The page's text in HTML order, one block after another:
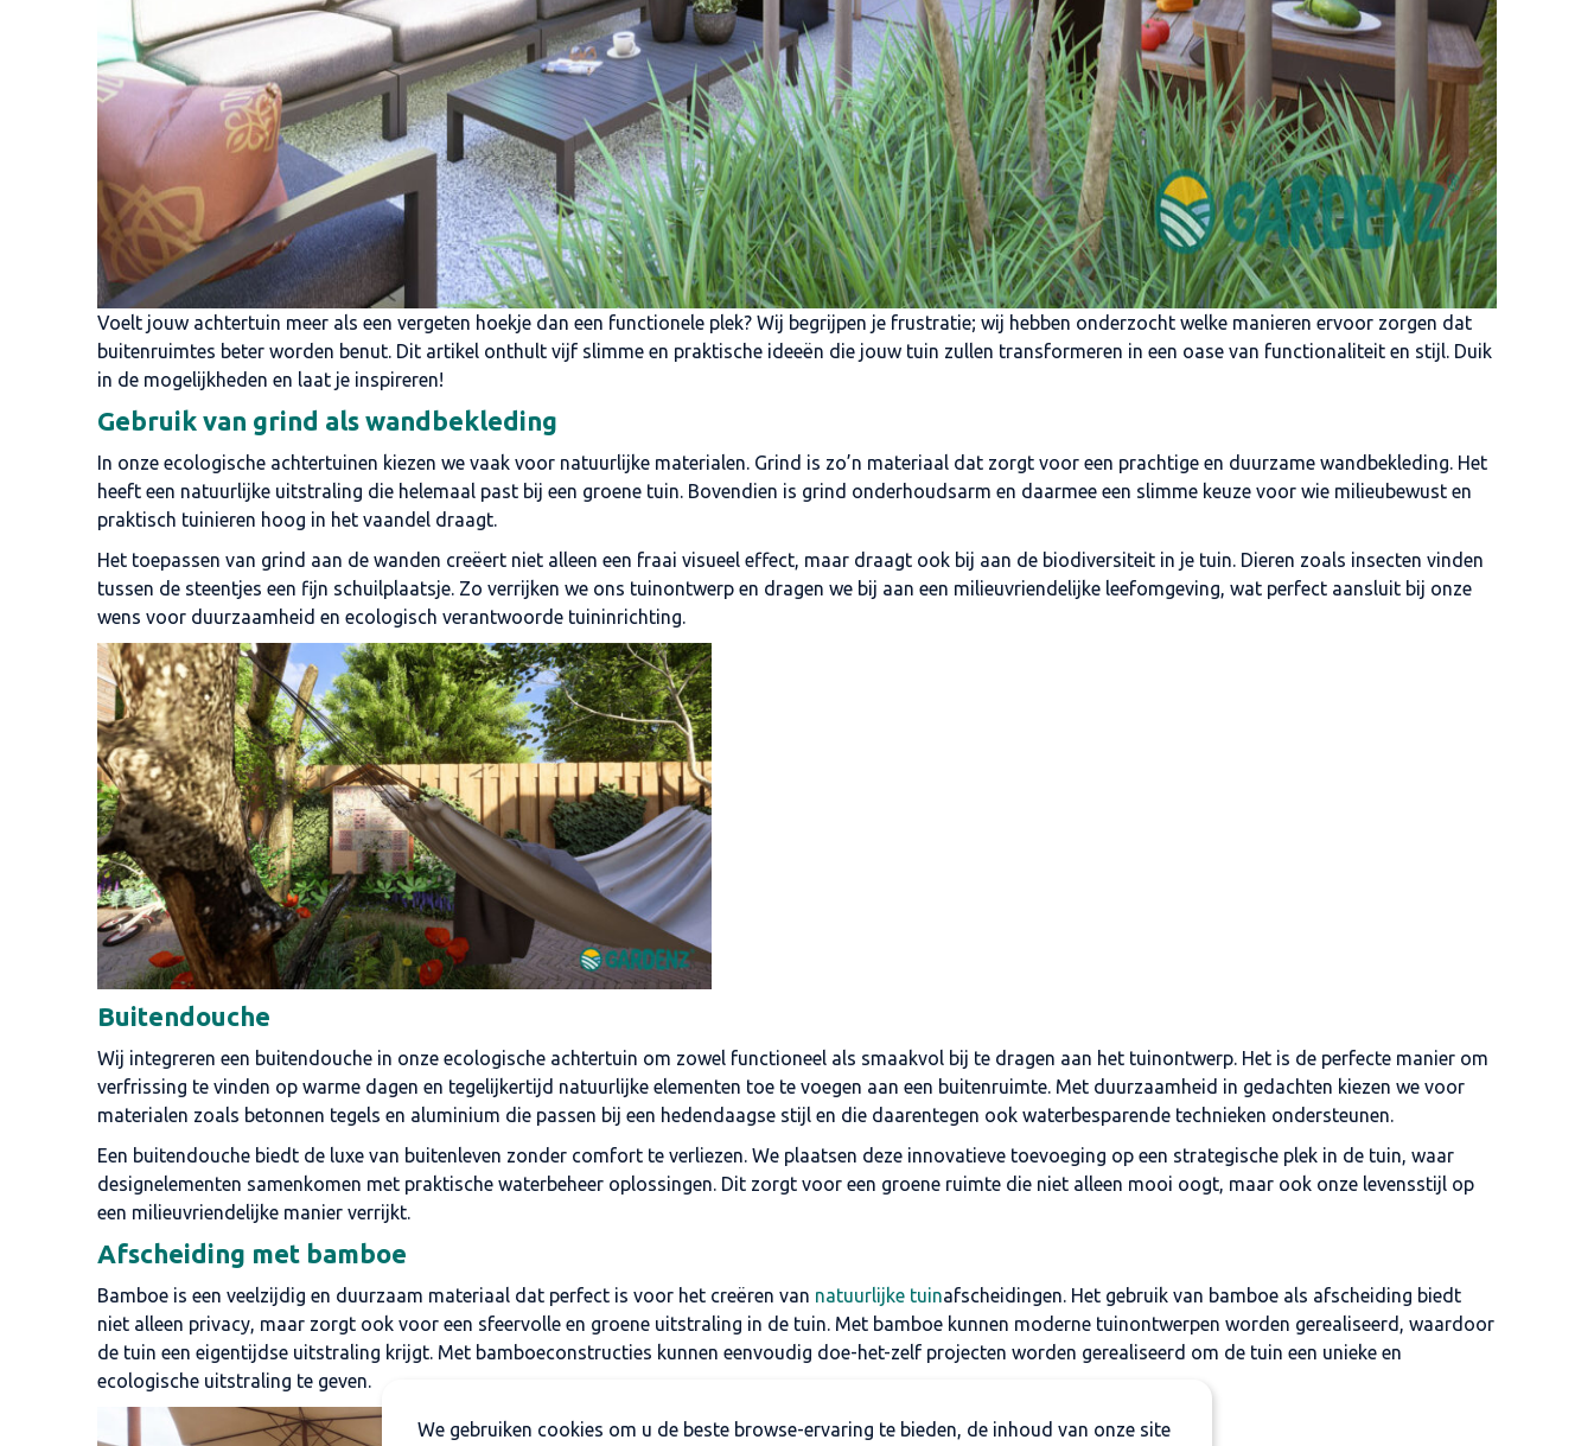
Voelt jouw achtertuin meer als een vergeten hoekje dan een functionele plek? Wij begrijpen je frustratie; wij hebben onderzocht welke manieren ervoor zorgen dat
buitenruimtes beter worden benut. Dit artikel onthult vijf slimme en praktische ideeën die jouw tuin zullen transformeren in een oase van functionaliteit en stijl. Duik
in de mogelijkheden en laat je inspireren!
Gebruik van grind als wandbekleding
In onze ecologische achtertuinen kiezen we vaak voor natuurlijke materialen. Grind is zo’n materiaal dat zorgt voor een prachtige en duurzame wandbekleding. Het
heeft een natuurlijke uitstraling die helemaal past bij een groene tuin. Bovendien is grind onderhoudsarm en daarmee een slimme keuze voor wie milieubewust en
praktisch tuinieren hoog in het vaandel draagt.
Het toepassen van grind aan de wanden creëert niet alleen een fraai visueel effect, maar draagt ook bij aan de biodiversiteit in je tuin. Dieren zoals insecten vinden
tussen de steentjes een fijn schuilplaatsje. Zo verrijken we ons tuinontwerp en dragen we bij aan een milieuvriendelijke leefomgeving, wat perfect aansluit bij onze
wens voor duurzaamheid en ecologisch verantwoorde tuininrichting.
Buitendouche
Wij integreren een buitendouche in onze ecologische achtertuin om zowel functioneel als smaakvol bij te dragen aan het tuinontwerp. Het is de perfecte manier om
verfrissing te vinden op warme dagen en tegelijkertijd natuurlijke elementen toe te voegen aan een buitenruimte. Met duurzaamheid in gedachten kiezen we voor
materialen zoals betonnen tegels en aluminium die passen bij een hedendaagse stijl en die daarentegen ook waterbesparende technieken ondersteunen.
Een buitendouche biedt de luxe van buitenleven zonder comfort te verliezen. We plaatsen deze innovatieve toevoeging op een strategische plek in de tuin, waar
designelementen samenkomen met praktische waterbeheer oplossingen. Dit zorgt voor een groene ruimte die niet alleen mooi oogt, maar ook onze levensstijl op
een milieuvriendelijke manier verrijkt.
Afscheiding met bamboe
Bamboe is een veelzijdig en duurzaam materiaal dat perfect is voor het creëren van natuurlijke tuinafscheidingen. Het gebruik van bamboe als afscheiding biedt
niet alleen privacy, maar zorgt ook voor een sfeervolle en groene uitstraling in de tuin. Met bamboe kunnen moderne tuinontwerpen worden gerealiseerd, waardoor
de tuin een eigentijdse uitstraling krijgt. Met bamboeconstructies kunnen eenvoudig doe-het-zelf projecten worden gerealiseerd om de tuin een unieke en
ecologische uitstraling te geven.
We gebruiken cookies om u de beste browse-ervaring te bieden, de inhoud van onze site